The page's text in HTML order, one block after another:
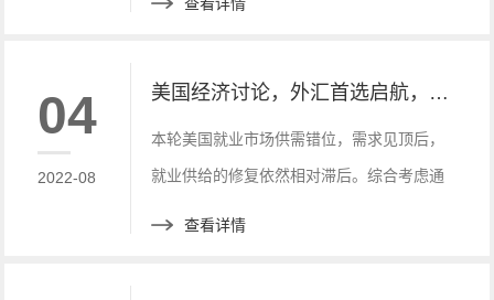
04
2022-08
美国经济讨论，外汇首选启航，市场全新小白标
本轮美国就业市场供需错位，需求见顶后，
就业供给的修复依然相对滞后。综合考虑通
查看详情